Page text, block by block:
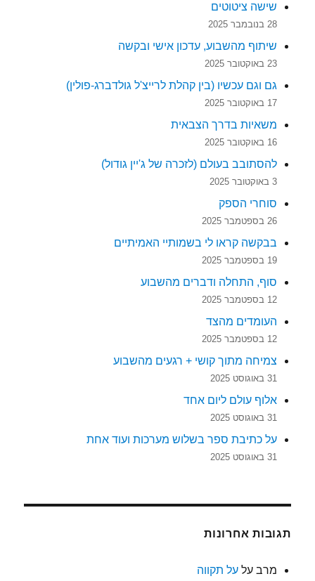
שישה ציטוטים
28 בנובמבר 2025
שיתוף מהשבוע, עדכון אישי ובקשה
23 באוקטובר 2025
גם וגם עכשיו (בין קהלת לרייצ'ל גולדברג-פולין)
17 באוקטובר 2025
משאיות בדרך הצבאית
16 באוקטובר 2025
להסתובב בעולם (לזכרה של ג'יין גודול)
3 באוקטובר 2025
סוחרי הספק
26 בספטמבר 2025
בבקשה קראו לי בשמותיי האמיתיים
19 בספטמבר 2025
סוף, התחלה ודברים מהשבוע
12 בספטמבר 2025
העומדים מהצד
12 בספטמבר 2025
צמיחה מתוך קושי + רגעים מהשבוע
31 באוגוסט 2025
אלוף עולם ליום אחד
31 באוגוסט 2025
על כתיבת ספר בשלוש מערכות ועוד אחת
31 באוגוסט 2025
תגובות אחרונות
מרב עלעל תקווה